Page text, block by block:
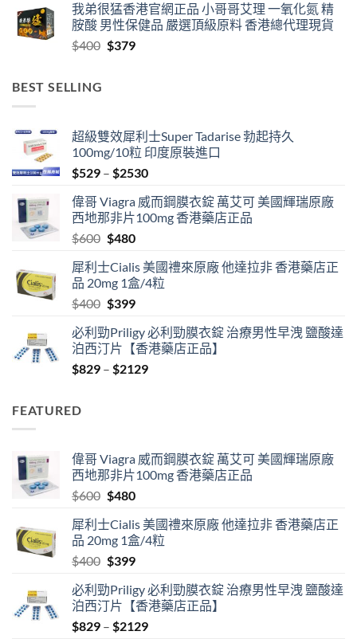
$759
through
我弟很猛香港官網正品 小哥哥艾理 一氧化氮 精
胺酸 男性保健品 嚴選頂級原料 香港總代理現貨
$400 Original
$379Current
BEST SELLING
超級雙效犀利士Super Tadarise 勃起持久
100mg/10粒 印度原裝進口
$529 – $2530Price
$529
through
偉哥 Viagra 威而鋼膜衣錠 萬艾可 美國輝瑞原廠
西地那非片100mg 香港藥店正品
$600 Original
was:
$600.
$480Current
is:
$480.
犀利士Cialis 美國禮來原廠 他達拉非 香港藥店正
品 20mg 1盒/4粒
$400 Original
was:
$400.
$399Current
is:
$399.
必利勁Priligy 必利勁膜衣錠 治療男性早洩 鹽酸達
泊西汀片【香港藥店正品】
$829 – $2129Price
FEATURED
偉哥 Viagra 威而鋼膜衣錠 萬艾可 美國輝瑞原廠
西地那非片100mg 香港藥店正品
$600 Original
was:
$600.
$480Current
is:
$480.
犀利士Cialis 美國禮來原廠 他達拉非 香港藥店正
品 20mg 1盒/4粒
$400 Original
was:
$400.
$399Current
is:
$399.
必利勁Priligy 必利勁膜衣錠 治療男性早洩 鹽酸達
泊西汀片【香港藥店正品】
$829 – $2129Price